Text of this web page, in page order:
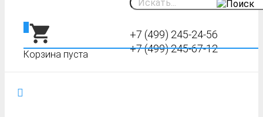
+7 (499) 245-24-56
+7 (499) 245-67-12
Корзина пуста